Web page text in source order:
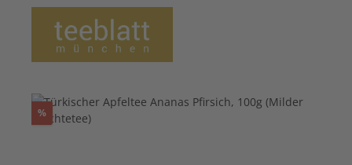
Bildergalerie überspringen
%Rabatt